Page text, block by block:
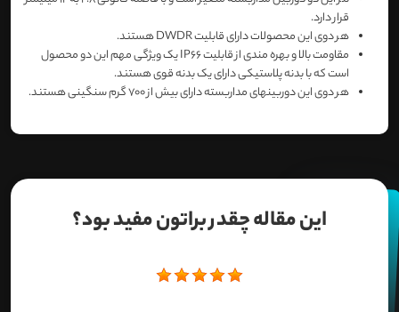
قرار دارد.
هر دوی این محصولات دارای قابلیت DWDR هستند.
مقاومت بالا و بهره مندی از قابلیت IP66 یک ویژگی مهم این دو محصول
است که با بدنه پلاستیکی دارای یک بدنه قوی هستند.
هر دوی این دوربینهای مداربسته دارای بیش از 700 گرم سنگینی هستند.
این مقاله چقدر براتون مفید بود؟